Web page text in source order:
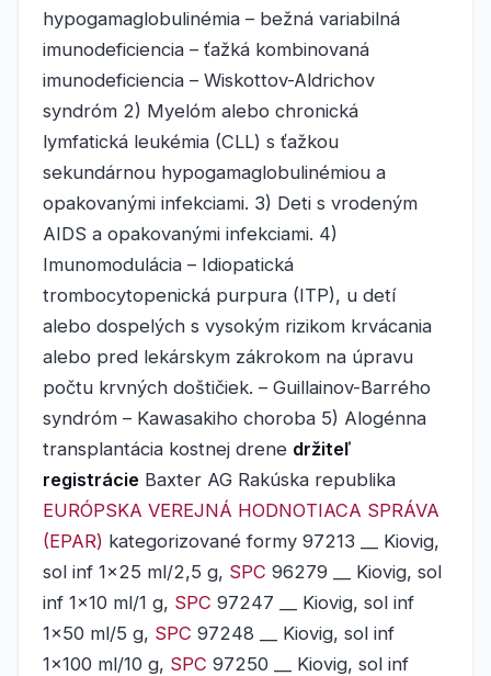
hypogamaglobulinémia – bežná variabilná
imunodeficiencia – ťažká kombinovaná
imunodeficiencia – Wiskottov-Aldrichov
syndróm 2) Myelóm alebo chronická
lymfatická leukémia (CLL) s ťažkou
sekundárnou hypogamaglobulinémiou a
opakovanými infekciami. 3) Deti s vrodeným
AIDS a opakovanými infekciami. 4)
Imunomodulácia – Idiopatická
trombocytopenická purpura (ITP), u detí
alebo dospelých s vysokým rizikom krvácania
alebo pred lekárskym zákrokom na úpravu
počtu krvných doštičiek. – Guillainov-Barrého
syndróm – Kawasakiho choroba 5) Alogénna
transplantácia kostnej drene držiteľ
registrácie Baxter AG Rakúska republika
EURÓPSKA VEREJNÁ HODNOTIACA SPRÁVA
(EPAR) kategorizované formy 97213 __ Kiovig,
sol inf 1x25 ml/2,5 g, SPC 96279 __ Kiovig, sol
inf 1x10 ml/1 g, SPC 97247 __ Kiovig, sol inf
1x50 ml/5 g, SPC 97248 __ Kiovig, sol inf
1x100 ml/10 g, SPC 97250 __ Kiovig, sol inf